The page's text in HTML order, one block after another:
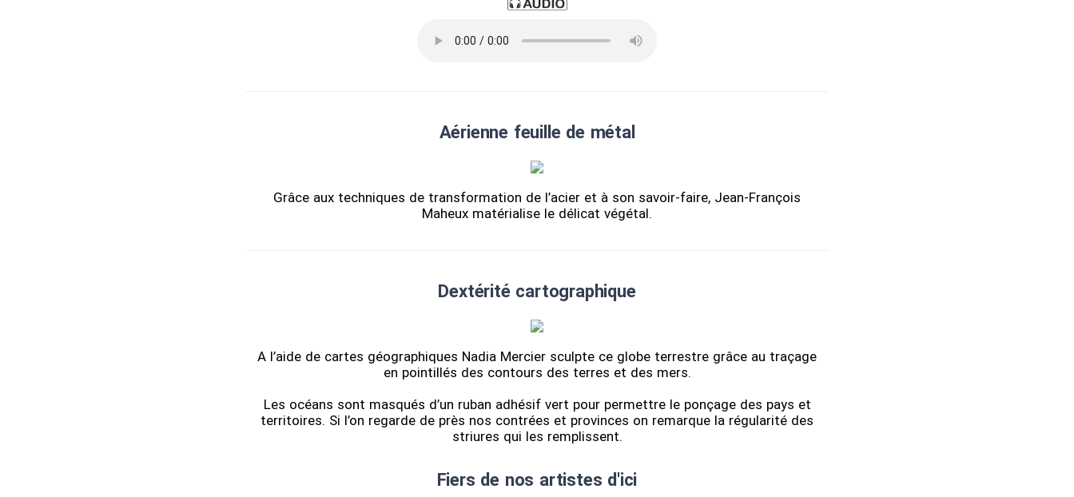
Aérienne feuille de métal
Grâce aux techniques de transformation de l’acier et à son savoir-faire, Jean-François
Maheux matérialise le délicat végétal.
Dextérité cartographique
A l’aide de cartes géographiques Nadia Mercier sculpte ce globe terrestre grâce au traçage
en pointillés des contours des terres et des mers.
Les océans sont masqués d’un ruban adhésif vert pour permettre le ponçage des pays et
territoires. Si l’on regarde de près nos contrées et provinces on remarque la régularité des
striures qui les remplissent.
Fiers de nos artistes d'ici